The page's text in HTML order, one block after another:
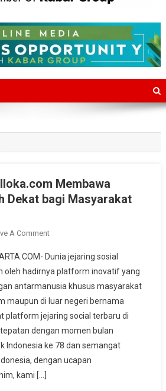
Membawa
Dekat bagi Masyarakat
A CommentOn
Socialloka.com
Membawa
Hubungan
Lebih
Dekat
Bagi
Masyarakat
Dunia jejaring sosial
oleh hadirnya platform inovatif yang
antarmanusia khusus masyarakat
maupun di luar negeri bernama
platform jejaring social terbaru di
dengan momen bulan
Indonesia ke 78 dan semangat
dengan ucapan
kami […]